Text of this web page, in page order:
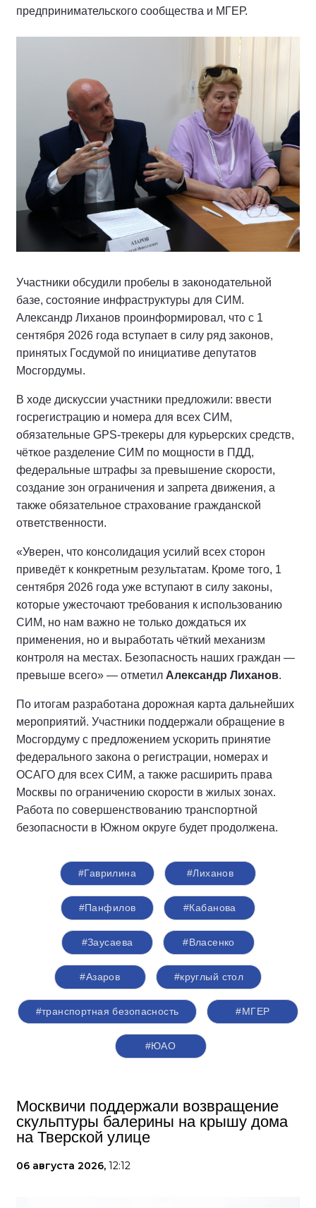
предпринимательского сообщества и МГЕР.
Участники обсудили пробелы в законодательной
базе, состояние инфраструктуры для СИМ.
Александр Лиханов проинформировал, что с 1
сентября 2026 года вступает в силу ряд законов,
принятых Госдумой по инициативе депутатов
Мосгордумы.
В ходе дискуссии участники предложили: ввести
госрегистрацию и номера для всех СИМ,
обязательные GPS-трекеры для курьерских средств,
чёткое разделение СИМ по мощности в ПДД,
федеральные штрафы за превышение скорости,
создание зон ограничения и запрета движения, а
также обязательное страхование гражданской
ответственности.
«Уверен, что консолидация усилий всех сторон
приведёт к конкретным результатам. Кроме того, 1
сентября 2026 года уже вступают в силу законы,
которые ужесточают требования к использованию
СИМ, но нам важно не только дождаться их
применения, но и выработать чёткий механизм
контроля на местах. Безопасность наших граждан —
превыше всего» — отметил Александр Лиханов.
По итогам разработана дорожная карта дальнейших
мероприятий. Участники поддержали обращение в
Мосгордуму с предложением ускорить принятие
федерального закона о регистрации, номерах и
ОСАГО для всех СИМ, а также расширить права
Москвы по ограничению скорости в жилых зонах.
Работа по совершенствованию транспортной
безопасности в Южном округе будет продолжена.
#Гаврилина #Лиханов
#Панфилов #Кабанова
#Заусаева #Власенко
#Азаров #круглый стол
#транспортная безопасность #‎МГЕР‬
#ЮАО
Москвичи поддержали возвращение
скульптуры балерины на крышу дома
на Тверской улице
06 августа 2026, 12:12